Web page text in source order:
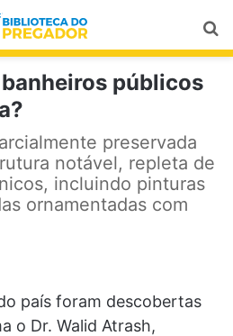
públicos
preservada
notável, repleta de
incluindo pinturas
ornamentadas com
país foram descobertas
o Dr. Walid Atrash,